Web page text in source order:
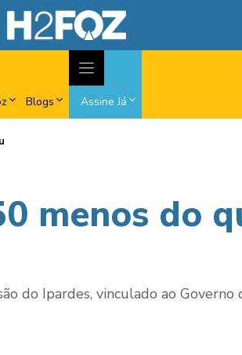
Blogs Assine Já
menos do
do Ipardes, vinculado ao Governo